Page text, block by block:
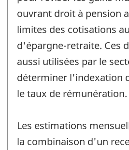
ouvrant droit à pension
limites des cotisations
d'épargne-retraite. Ces
aussi utilisées par le
déterminer l'indexation
le taux de rémunération.
Les estimations
la combinaison d'un